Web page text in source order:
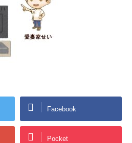
Facebook
Pocket